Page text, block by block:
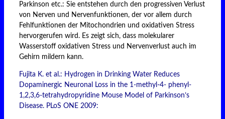
Parkinson etc.: Sie entstehen durch den progressiven Verlust
von Nerven und Nervenfunktionen, der vor allem durch
Fehlfunktionen der Mitochondrien und oxidativen Stress
hervorgerufen wird. Es zeigt sich, dass molekularer
Wasserstoff oxidativen Stress und Nervenverlust auch im
Gehirn mildern kann.
Fujita K. et al.: Hydrogen in Drinking Water Reduces
Dopaminergic Neuronal Loss in the 1-methyl-4- phenyl-
1,2,3,6-tetrahydropyridine Mouse Model of Parkinson’s
Disease. PLoS ONE 2009: